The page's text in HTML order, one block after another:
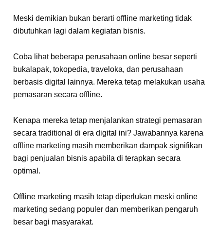
Meski demikian bukan berarti offline marketing tidak
dibutuhkan lagi dalam kegiatan bisnis.
Coba lihat beberapa perusahaan online besar seperti
bukalapak, tokopedia, traveloka, dan perusahaan
berbasis digital lainnya. Mereka tetap melakukan usaha
pemasaran secara offline.
Kenapa mereka tetap menjalankan strategi pemasaran
secara traditional di era digital ini? Jawabannya karena
offline marketing masih memberikan dampak signifikan
bagi penjualan bisnis apabila di terapkan secara
optimal.
Offline marketing masih tetap diperlukan meski online
marketing sedang populer dan memberikan pengaruh
besar bagi masyarakat.